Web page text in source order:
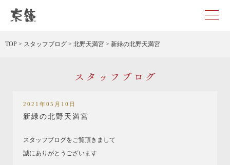
TOP > スタッフブログ > 北野天満宮 > 新緑の北野天満宮
スタッフブログ
2021年05月10日
新緑の北野天満宮
スタッフブログをご覧頂きまして
誠にありがとうございます